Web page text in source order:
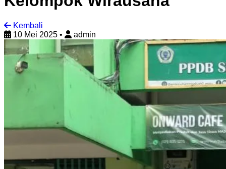
Kembali
10 Mei 2025 • admin